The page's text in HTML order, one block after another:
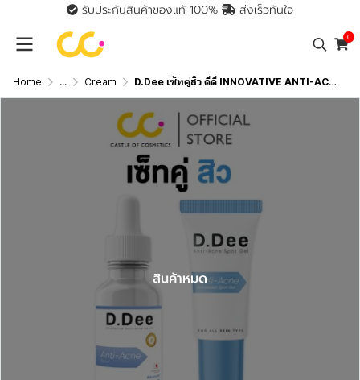
รับประกันสินค้าของแท้ 100% ส่งเร็วทันใจ
0
Home ... Cream D.Dee เซ็ทคู่สิว ดีดี INNOVATIVE ANTI-ACNE SERUM & ADVANCED SPOT GEL
สินค้าหมด